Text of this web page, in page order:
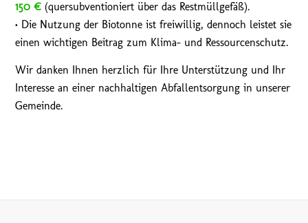
150 € (quersubventioniert über das Restmüllgefäß).
• Die Nutzung der Biotonne ist freiwillig, dennoch leistet sie
einen wichtigen Beitrag zum Klima- und Ressourcenschutz.
Wir danken Ihnen herzlich für Ihre Unterstützung und Ihr
Interesse an einer nachhaltigen Abfallentsorgung in unserer
Gemeinde.